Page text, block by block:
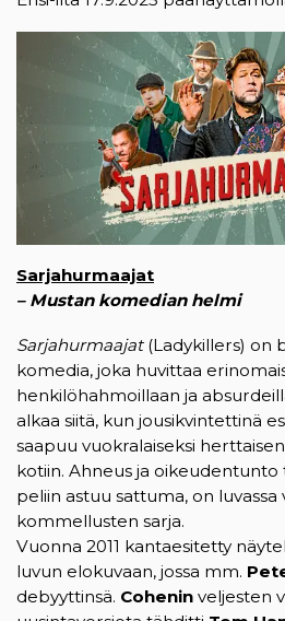
Sarjahurmaajat
– Mustan komedian helmi
Sarjahurmaajat(Ladykillers) on
komedia, joka huvittaa
henkilöhahmoillaan ja
alkaa siitä, kun jousikvintettinä
saapuu vuokralaiseksi
kotiin. Ahneus ja oikeudentunto
peliin astuu sattuma, on luvassa
kommellusten sarja.
Vuonna 2011 kantaesitetty
luvun elokuvaan, jossa mm.
debyyttinsä. Cohenin veljesten